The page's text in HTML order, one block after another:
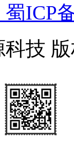
ICP
科技